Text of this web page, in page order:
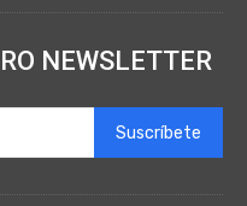
NEWSLETTER
Suscríbete